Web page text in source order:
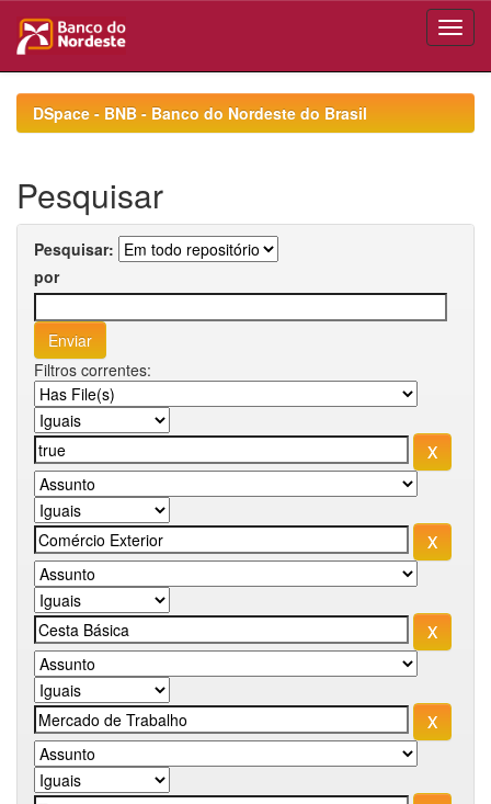
navigationDSpace - BNB - Banco do Nordeste do Brasil
Pesquisar
Pesquisar:
por
Filtros correntes: